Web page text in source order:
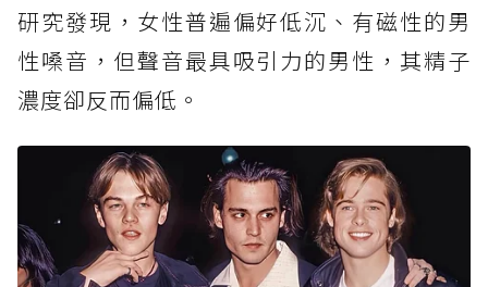
研究發現，女性普遍偏好低沉、有磁性的男
性嗓音，但聲音最具吸引力的男性，其精子
濃度卻反而偏低。